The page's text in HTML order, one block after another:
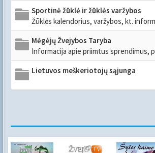
Sportinė žūklė ir žūklės varžybos
Žūklės kalendorius, varžybos, kt.
Mėgėjų Žvejybos Taryba
Informacija apie priimtus sprendimus,
Lietuvos meškeriotojų sąjunga